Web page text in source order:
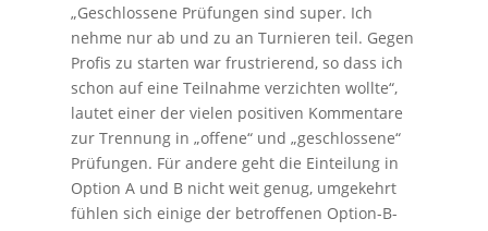
„Geschlossene Prüfungen sind super. Ich
nehme nur ab und zu an Turnieren teil. Gegen
Profis zu starten war frustrierend, so dass ich
schon auf eine Teilnahme verzichten wollte“,
lautet einer der vielen positiven Kommentare
zur Trennung in „offene“ und „geschlossene“
Prüfungen. Für andere geht die Einteilung in
Option A und B nicht weit genug, umgekehrt
fühlen sich einige der betroffenen Option-B-